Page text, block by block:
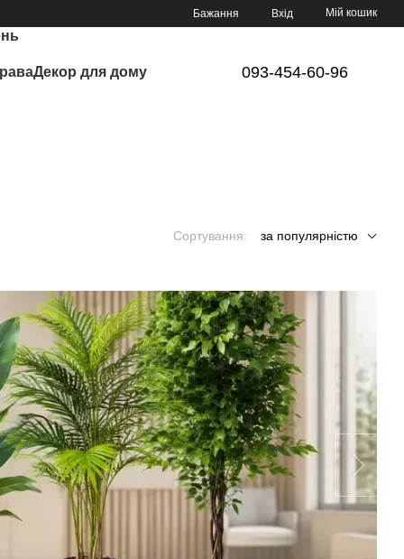
Бажання Вхід Мій кошик
Декор для дому 093-454-60-96
Сортування: за популярністю